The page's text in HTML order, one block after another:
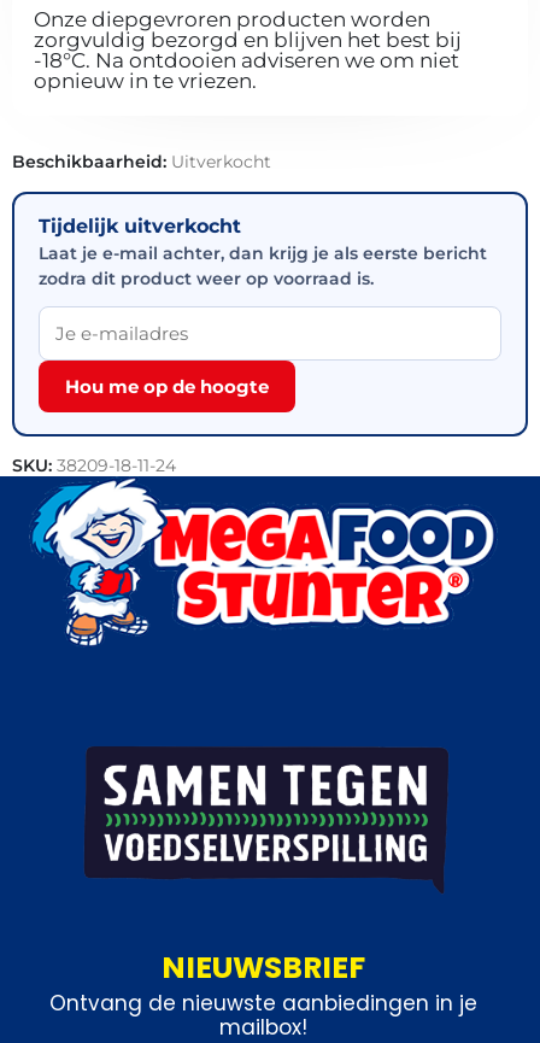
Onze diepgevroren producten worden
zorgvuldig bezorgd en blijven het best bij
-18°C. Na ontdooien adviseren we om niet
opnieuw in te vriezen.
Beschikbaarheid: Uitverkocht
Tijdelijk uitverkocht
Laat je e-mail achter, dan krijg je als eerste bericht
zodra dit product weer op voorraad is.
Hou me op de hoogte
SKU: 38209-18-11-24
Categorieën:Snacks
NIEUWSBRIEF
Ontvang de nieuwste aanbiedingen in je
mailbox!